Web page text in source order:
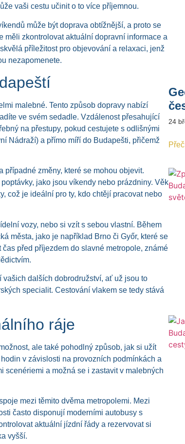
vaši cestu učinit o to více příjemnou.
může být doprava obtížnější, a proto se
měli zkontrolovat aktuální dopravní informace a
příležitost pro objevování a relaxaci, jenž
nezapomenete.
malebné. Tento způsob dopravy nabízí
ve svém sedadle. Vzdálenost přesahující
na přestupy, pokud cestujete s odlišnými
Nádraží) a přímo míří do Budapešti, přičemž
změny, které se mohou objevit.
jako jsou víkendy nebo prázdniny. Věk
což je ideální pro ty, kdo chtějí pracovat nebo
vozy, nebo si vzít s sebou vlastní. Během
města, jako je například Brno či Győr, které se
před příjezdem do slavné metropole, známé
dalších dobrodružství, ať už jsou to
specialit. Cestování vlakem se tedy stává
ráje
ale také pohodlný způsob, jak si užít
v závislosti na provozních podmínkách a
scenériemi a možná se i zastavit v malebných
mezi těmito dvěma metropolemi. Mezi
často disponují moderními autobusy s
aktuální jízdní řády a rezervovat si
vyšší.
24